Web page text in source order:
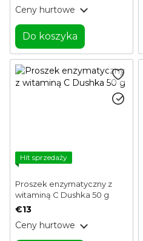
Ceny hurtowe
Do koszyka
Hit sprzedaży
Proszek enzymatyczny z
witaminą C Dushka 50 g
€13
Ceny hurtowe